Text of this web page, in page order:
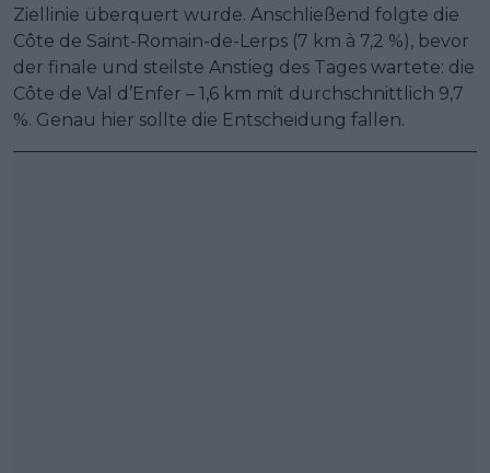
Ziellinie überquert wurde. Anschließend folgte die
Côte de Saint-Romain-de-Lerps (7 km à 7,2 %), bevor
der finale und steilste Anstieg des Tages wartete: die
Côte de Val d’Enfer – 1,6 km mit durchschnittlich 9,7
%. Genau hier sollte die Entscheidung fallen.